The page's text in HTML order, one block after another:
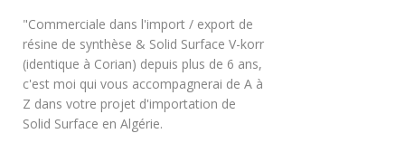
"Commerciale dans l'import / export de
résine de synthèse & Solid Surface V-korr
(identique à Corian) depuis plus de 6 ans,
c'est moi qui vous accompagnerai de A à
Z dans votre projet d'importation de
Solid Surface en Algérie.